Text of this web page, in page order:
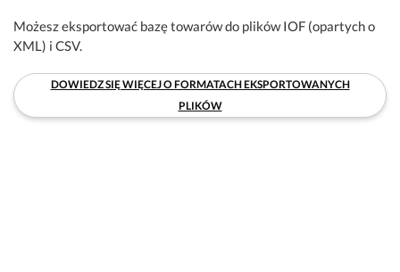
Możesz eksportować bazę towarów do plików IOF (opartych o
XML) i CSV.
DOWIEDZ SIĘ WIĘCEJ O FORMATACH EKSPORTOWANYCH
PLIKÓW